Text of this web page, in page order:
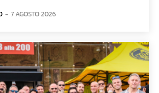
- 7 AGOSTO 2026